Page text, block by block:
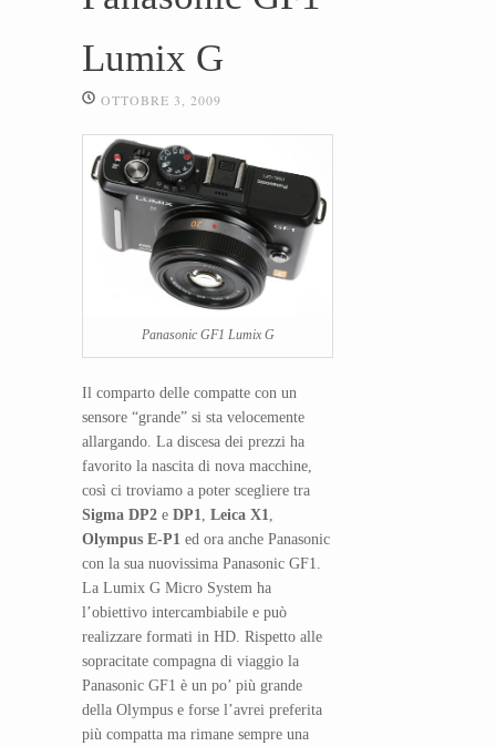
Lumix G
OTTOBRE 3, 2009
Panasonic GF1 Lumix G
Il comparto delle compatte con un
sensore “grande” si sta velocemente
allargando. La discesa dei prezzi ha
favorito la nascita di nova macchine,
così ci troviamo a poter scegliere tra
Sigma DP2 e DP1 Leica X1
Olympus E-P1 ed ora anche Panasonic
con la sua nuovissima Panasonic GF1.
La Lumix G Micro System ha
l’obiettivo intercambiabile e può
realizzare formati in HD. Rispetto alle
sopracitate compagna di viaggio la
Panasonic GF1 è un po’ più grande
della Olympus e forse l’avrei preferita
più compatta ma rimane sempre una